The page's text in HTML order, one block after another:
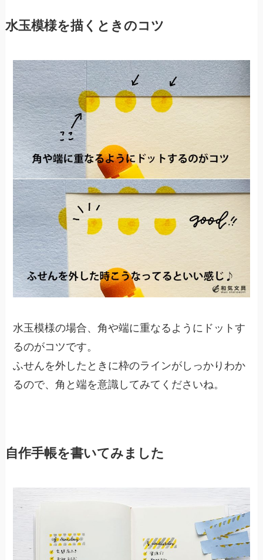
水玉模様を描くときのコツ
水玉模様の場合、角や端に重なるようにドットす
るのがコツです。
ふせんを外したときに枠のラインがしっかりわか
るので、角と端を意識してみてくださいね。
自作手帳を書いてみました